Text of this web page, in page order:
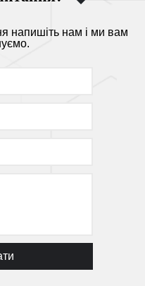
напишіть нам і ми вам